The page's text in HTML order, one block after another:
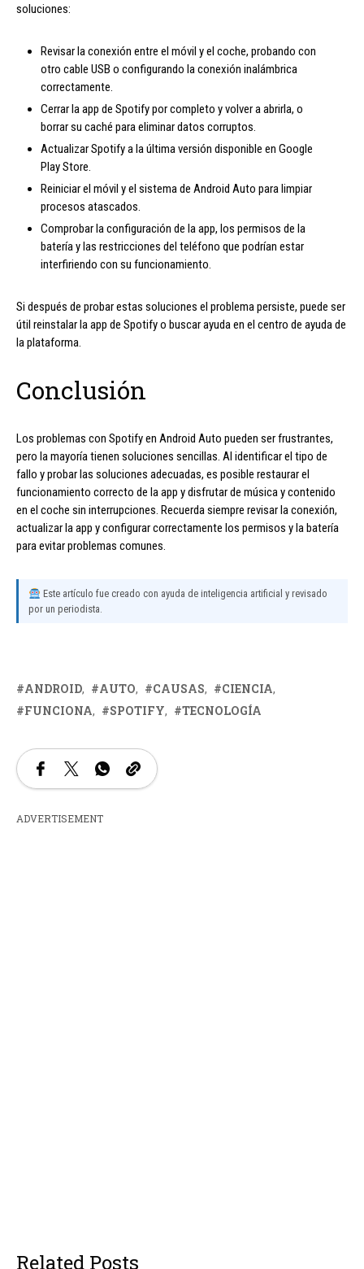
soluciones:
Revisar la conexión entre el móvil y el coche, probando con
otro cable USB o configurando la conexión inalámbrica
correctamente.
Cerrar la app de Spotify por completo y volver a abrirla, o
borrar su caché para eliminar datos corruptos.
Actualizar Spotify a la última versión disponible en Google
Play Store.
Reiniciar el móvil y el sistema de Android Auto para limpiar
procesos atascados.
Comprobar la configuración de la app, los permisos de la
batería y las restricciones del teléfono que podrían estar
interfiriendo con su funcionamiento.
Si después de probar estas soluciones el problema persiste, puede ser
útil reinstalar la app de Spotify o buscar ayuda en el centro de ayuda de
la plataforma.
Conclusión
Los problemas con Spotify en Android Auto pueden ser frustrantes,
pero la mayoría tienen soluciones sencillas. Al identificar el tipo de
fallo y probar las soluciones adecuadas, es posible restaurar el
funcionamiento correcto de la app y disfrutar de música y contenido
en el coche sin interrupciones. Recuerda siempre revisar la conexión,
actualizar la app y configurar correctamente los permisos y la batería
para evitar problemas comunes.
Este artículo fue creado con ayuda de inteligencia artificial y revisado
por un periodista.
ANDROID AUTO CAUSAS
CIENCIA
FUNCIONA
SPOTIFY TECNOLOGÍA
ADVERTISEMENT
Related Posts